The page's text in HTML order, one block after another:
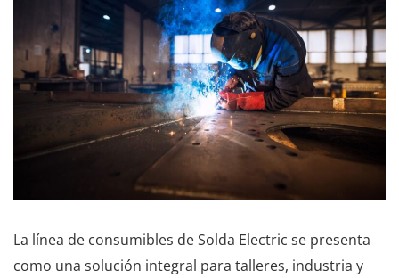
La línea de consumibles de Solda Electric se presenta
como una solución integral para talleres, industria y